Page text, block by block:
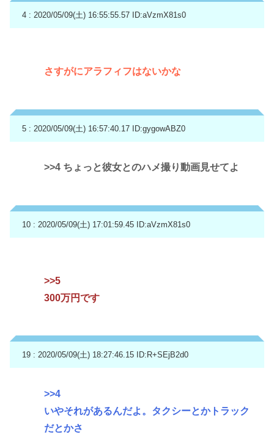
4 : 2020/05/09(土) 16:55:55.57 ID:aVzmX81s0
さすがにアラフィフはないかな
5 : 2020/05/09(土) 16:57:40.17 ID:gygowABZ0
>>4 ちょっと彼女とのハメ撮り動画見せてよ
10 : 2020/05/09(土) 17:01:59.45 ID:aVzmX81s0
>>5
300万円です
19 : 2020/05/09(土) 18:27:46.15 ID:R+SEjB2d0
>>4
いやそれがあるんだよ。タクシーとかトラック
だとかさ